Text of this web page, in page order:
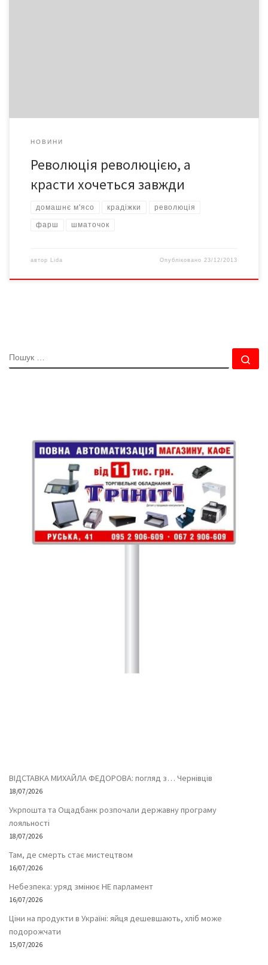
НОВИНИ
Революція революцією, а
красти хочеться завжди
домашнє м'ясо крадіжки революція
фарш шматочок
автор Lida Опубліковано23/12/2013
ПОШУК
ВІДСТАВКА МИХАЙЛА ФЕДОРОВА: погляд з… Чернівців
18/07/2026
Укрпошта та Ощадбанк розпочали державну програму
лояльності
18/07/2026
Там, де смерть стає мистецтвом
16/07/2026
Небезпека: уряд змінює НЕ парламент
16/07/2026
Ціни на продукти в Україні: яйця дешевшають, хліб може
подорожчати
15/07/2026